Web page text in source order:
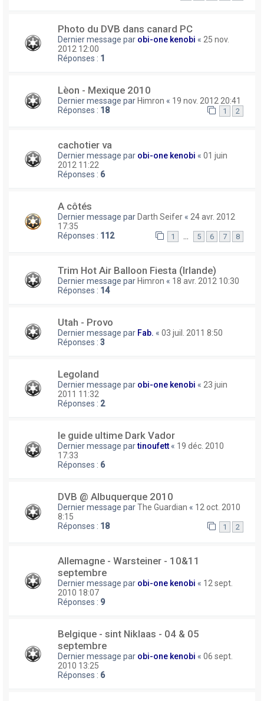
Photo du DVB dans canard PC
Dernier message par obi-one kenobi « 25 nov.
2012 12:00
Réponses : 1
Lèon - Mexique 2010
Dernier message par Himron « 19 nov. 2012 20:41
Réponses : 18 1 2
cachotier va
Dernier message par obi-one kenobi « 01 juin
2012 11:22
Réponses : 6
A côtés
Dernier message par Darth Seifer « 24 avr. 2012
17:35
Réponses : 112 1 5 6 7 8
Trim Hot Air Balloon Fiesta (Irlande)
Dernier message par Himron « 18 avr. 2012 10:30
Réponses : 14
Utah - Provo
Dernier message par Fab. « 03 juil. 2011 8:50
Réponses : 3
Legoland
Dernier message par obi-one kenobi « 23 juin
2011 11:32
Réponses : 2
le guide ultime Dark Vador
Dernier message partinoufett « 19 déc. 2010
17:33
Réponses : 6
DVB @ Albuquerque 2010
Dernier message parThe Guardian « 12 oct. 2010
8:15
Réponses : 18 1 2
Allemagne - Warsteiner - 10&11
septembre
Dernier message par obi-one kenobi « 12 sept.
2010 18:07
Réponses : 9
Belgique - sint Niklaas - 04 & 05
septembre
Dernier message par obi-one kenobi « 06 sept.
2010 13:25
Réponses : 6